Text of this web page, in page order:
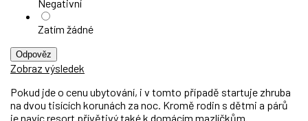
Negativní
Zatím žádné
Odpověz
Zobraz výsledek
Pokud jde o cenu ubytování, i v tomto případě startuje zhruba
na dvou tisících korunách za noc. Kromě rodin s dětmi a párů
je navíc resort přívětivý také k domácím mazlíčkům.